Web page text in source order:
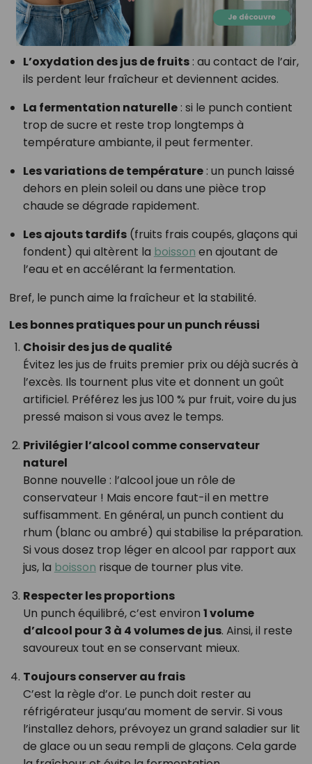
L’oxydation des jus de fruits: au contact de l’air,
ils perdent leur fraîcheur et deviennent acides.
La fermentation naturelle: si le punch contient
trop de sucre et reste trop longtemps à
température ambiante, il peut fermenter.
Les variations de température: un punch laissé
dehors en plein soleil ou dans une pièce trop
chaude se dégrade rapidement.
Les ajouts tardifs(fruits frais coupés, glaçons qui
fondent) qui altèrent la boisson en ajoutant de
l’eau et en accélérant la fermentation.
Bref, le punch aime la fraîcheur et la stabilité.
Les bonnes pratiques pour un punch réussi
Choisir des jus de qualité
Évitez les jus de fruits premier prix ou déjà sucrés à
l’excès. Ils tournent plus vite et donnent un goût
artificiel. Préférez les jus 100 % pur fruit, voire du jus
pressé maison si vous avez le temps.
Privilégier l’alcool comme conservateur
naturel
Bonne nouvelle : l’alcool joue un rôle de
conservateur ! Mais encore faut-il en mettre
suffisamment. En général, un punch contient du
rhum (blanc ou ambré) qui stabilise la préparation.
Si vous dosez trop léger en alcool par rapport aux
jus, la boisson risque de tourner plus vite.
Respecter les proportions
Un punch équilibré, c’est environ 1 volume
d’alcool pour 3 à 4 volumes de jus. Ainsi, il reste
savoureux tout en se conservant mieux.
Toujours conserver au frais
C’est la règle d’or. Le punch doit rester au
réfrigérateur jusqu’au moment de servir. Si vous
l’installez dehors, prévoyez un grand saladier sur lit
de glace ou un seau rempli de glaçons. Cela garde